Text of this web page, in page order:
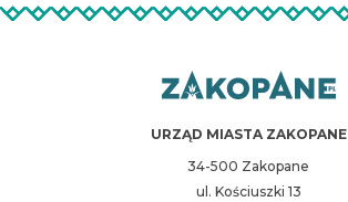
URZĄD MIASTA ZAKOPANE
34-500 Zakopane
ul. Kościuszki 13